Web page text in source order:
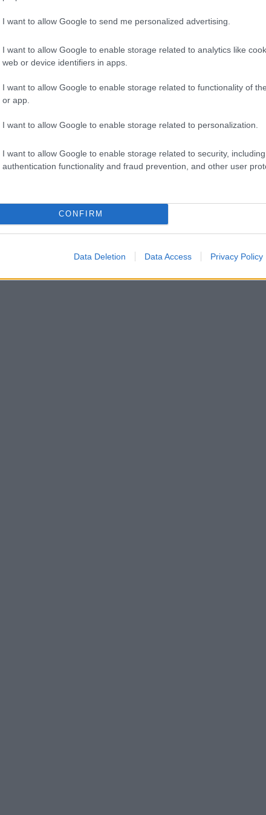
I want to allow Google to send me personalized advertising.
I want to allow Google to enable storage related to analytics like
web or device identifiers in apps.
I want to allow Google to enable storage related to functionality of
or app.
I want to allow Google to enable storage related to personalization.
I want to allow Google to enable storage related to security, including
authentication functionality and fraud prevention, and other user
CONFIRM
Data Deletion Data Access Privacy Policy
api/trackback/id/5769296
Kommentek:
értelmében felhasználói tartalomnak minősülnek, értük a
nem vállal, azokat nem ellenőrzi. Kifogás esetén forduljon a blog
a
Felhasználási feltételekben és az adatvédelmi tájékoztatóban
regisztrálj! ‐Belépés Facebookkal